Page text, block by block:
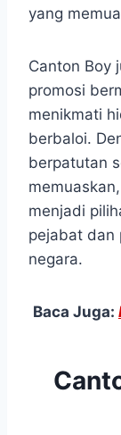
yang
Canton Boy
promosi
menikmati
berbaloi.
berpatutan
menjadi
pejabat dan
negara.
Baca Juga: